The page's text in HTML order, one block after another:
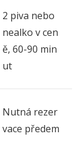
2 piva nebo
nealko v cen
ě, 60-90 min
ut
Nutná rezer
vace předem